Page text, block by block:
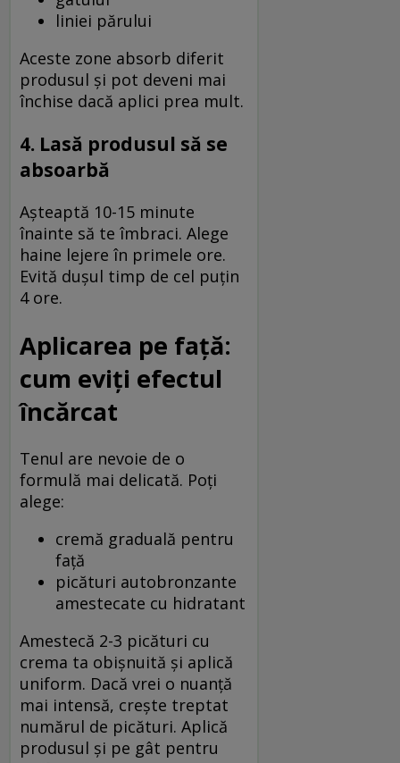
liniei părului
Aceste zone absorb diferit
produsul și pot deveni mai
închise dacă aplici prea mult.
4. Lasă produsul să se
absoarbă
Așteaptă 10-15 minute
înainte să te îmbraci. Alege
haine lejere în primele ore.
Evită dușul timp de cel puțin
4 ore.
Aplicarea pe față:
cum eviți efectul
încărcat
Tenul are nevoie de o
formulă mai delicată. Poți
alege:
cremă graduală pentru
față
picături autobronzante
amestecate cu hidratant
Amestecă 2-3 picături cu
crema ta obișnuită și aplică
uniform. Dacă vrei o nuanță
mai intensă, crește treptat
numărul de picături. Aplică
produsul și pe gât pentru